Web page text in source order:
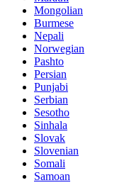
Mongolian
Burmese
Nepali
Norwegian
Pashto
Persian
Punjabi
Serbian
Sesotho
Sinhala
Slovak
Slovenian
Somali
Samoan